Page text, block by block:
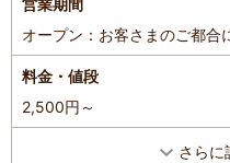
営業期間
オープン：お客さまのご都合
料金・値段
2,500円～
さらに